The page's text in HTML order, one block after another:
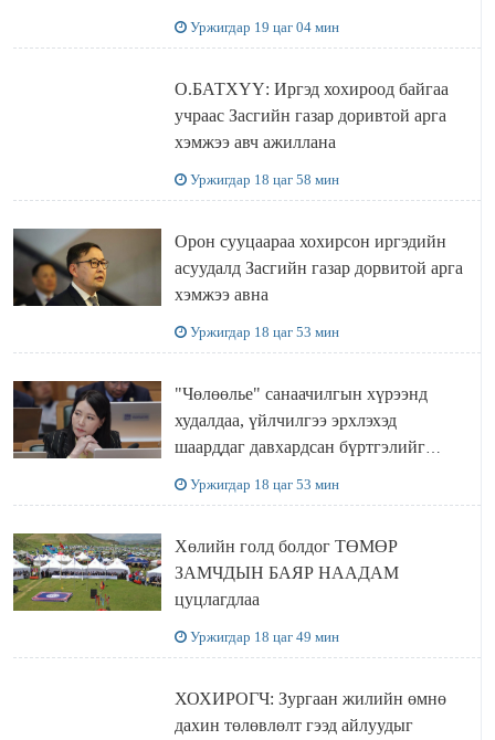
Уржигдар 19 цаг 04 мин
О.БАТХҮҮ: Иргэд хохироод байгаа
учраас Засгийн газар доривтой арга
хэмжээ авч ажиллана
Уржигдар 18 цаг 58 мин
Орон сууцаараа хохирсон иргэдийн
асуудалд Засгийн газар дорвитой арга
хэмжээ авна
Уржигдар 18 цаг 53 мин
"Чөлөөлье" санаачилгын хүрээнд
худалдаа, үйлчилгээ эрхлэхэд
шаарддаг давхардсан бүртгэлийг
Уржигдар 18 цаг 53 мин
Хөлийн голд болдог ТӨМӨР
ЗАМЧДЫН БАЯР НААДАМ
цуцлагдлаа
Уржигдар 18 цаг 49 мин
ХОХИРОГЧ: Зургаан жилийн өмнө
дахин төлөвлөлт гээд айлуудыг